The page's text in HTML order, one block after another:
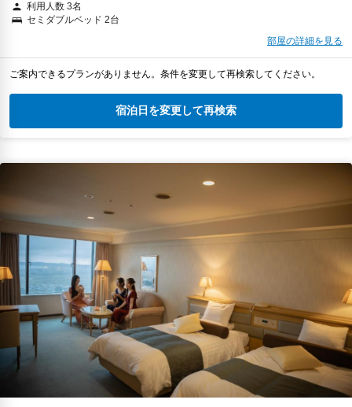
利用人数 3名
セミダブルベッド 2台
部屋の詳細を見る
ご案内できるプランがありません。条件を変更して再検索してください。
宿泊日を変更して再検索